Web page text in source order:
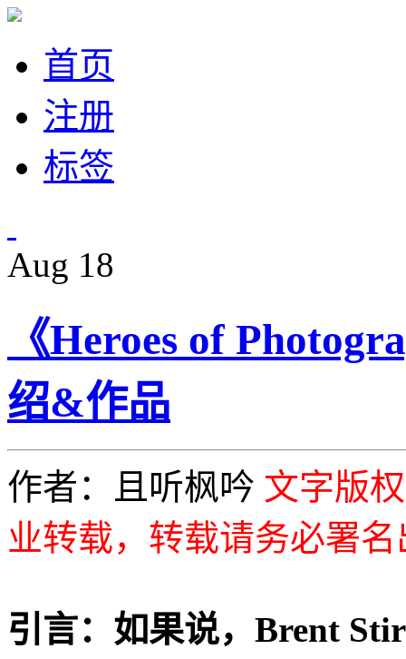
首页
注册
标签
Aug 18
《Heroes of
绍&作品
作者：且听枫吟 文字版
业转载，转载请务必署名
引言：如果说，Brent